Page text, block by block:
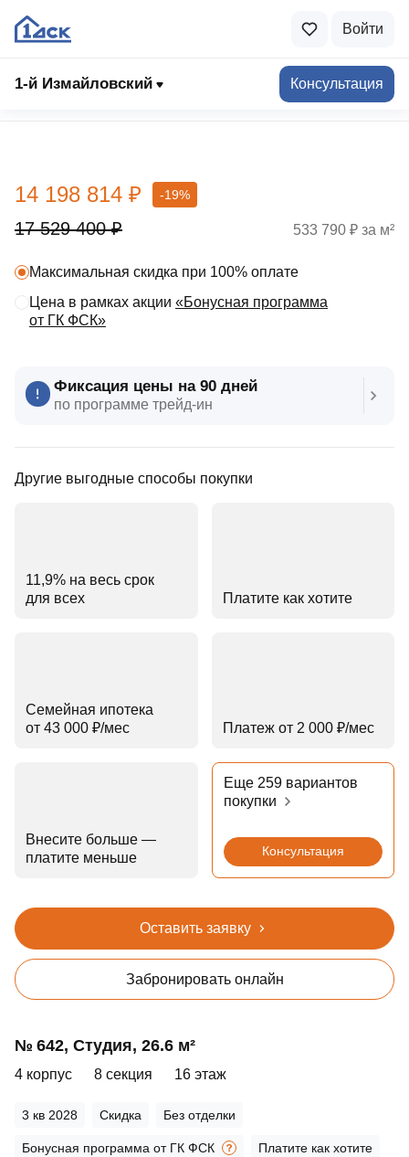
Войти
1-й Измайловский Консультация
Выбрать квартиру
17 529 400 ₽
14 198 814 ₽ -19%
Фиксация цены на 90 дней
по программе трейд‑ин
Другие выгодные способы покупки
11,9% на весь срок
для всех
Платите как хотите
Семейная ипотека
от 43 000 ₽⁠/⁠мес
Платеж от 2 000 ₽⁠/⁠мес
Внесите больше —
платите меньше
Еще 259 вариантов
покупки
Консультация
Максимальная скидка при 100% оплате
Цена в рамках акции «Бонусная программа
от ГК ФСК»
533 790 ₽ за м²
Оставить заявку
Забронировать онлайн
№ 642, Студия, 26.6 м²
4 корпус 8 секция 16 этаж
3 кв 2028 Скидка Без отделки
Бонусная программа от ГК ФСК Платите как хотите